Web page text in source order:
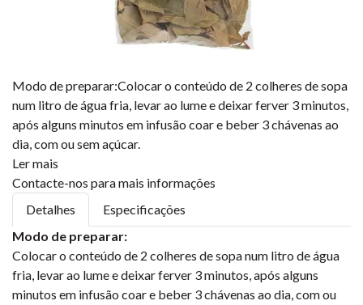
Modo de preparar:Colocar o conteúdo de 2 colheres de sopa
num litro de água fria, levar ao lume e deixar ferver 3 minutos,
após alguns minutos em infusão coar e beber 3 chávenas ao
dia, com ou sem açúcar.
Ler mais
Contacte-nos para mais informações
Detalhes
Especificações
Modo de preparar:
Colocar o conteúdo de 2 colheres de sopa num litro de água
fria, levar ao lume e deixar ferver 3 minutos, após alguns
minutos em infusão coar e beber 3 chávenas ao dia, com ou